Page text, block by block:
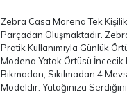
Zebra Casa Morena Tek
Parçadan Oluşmaktadır.
Pratik Kullanımıyla Günlük
Modena Yatak Örtüsü
Bıkmadan, Sıkılmadan 4
Modeldir. Yatağınıza